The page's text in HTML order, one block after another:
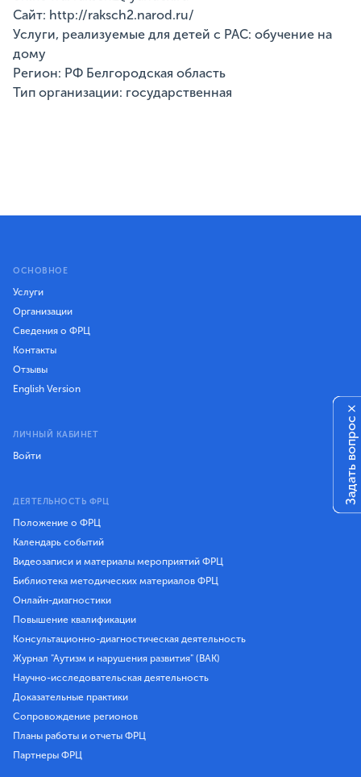
Сайт: http://raksch2.narod.ru/
Услуги, реализуемые для детей с РАС: обучение на
дому
Регион: РФ Белгородская область
Тип организации: государственная
ОСНОВНОЕ
Услуги
Организации
Сведения о ФРЦ
Контакты
Отзывы
English Version
ЛИЧНЫЙ КАБИНЕТ
Войти
ДЕЯТЕЛЬНОСТЬ ФРЦ
Положение о ФРЦ
Календарь событий
Видеозаписи и материалы мероприятий ФРЦ
Библиотека методических материалов ФРЦ
Онлайн-диагностики
Повышение квалификации
Консультационно-диагностическая деятельность
Журнал "Аутизм и нарушения развития" (ВАК)
Научно-исследовательская деятельность
Доказательные практики
Сопровождение регионов
Планы работы и отчеты ФРЦ
Партнеры ФРЦ
Задать вопрос
×